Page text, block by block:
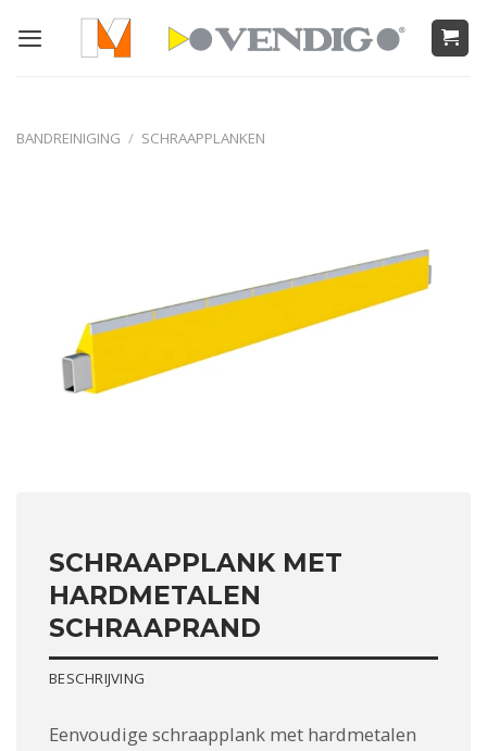
naar
BANDREINIGING / SCHRAAPPLANKEN
SCHRAAPPLANK MET
HARDMETALEN
SCHRAAPRAND
BESCHRIJVING
Eenvoudige schraapplank met hardmetalen